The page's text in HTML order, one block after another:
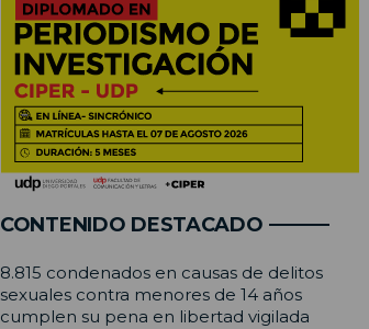
CONTENIDO DESTACADO
8.815 condenados en causas de delitos
sexuales contra menores de 14 años
cumplen su pena en libertad vigilada